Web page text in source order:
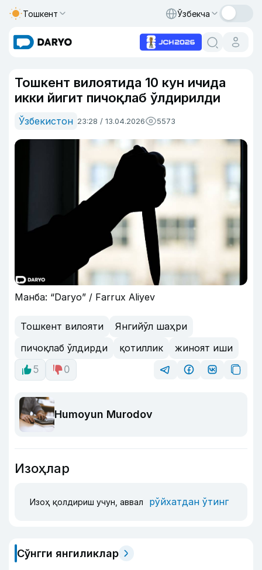
Тошкент Ўзбекча
Тошкент вилоятида 10 кун ичида
икки йигит пичоқлаб ўлдирилди
Ўзбекистон 23:28 / 13.04.2026 5573
Манба: “Daryo” / Farrux Aliyev
Тошкент вилояти
Янгийўл шаҳри
пичоқлаб ўлдирди
қотиллик
жиноят иши
5
0
Humoyun Murodov
Изоҳлар
Изоҳ қолдириш учун, аввал рўйхатдан ўтинг
Сўнгги янгиликлар